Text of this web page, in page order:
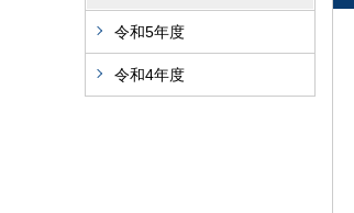
令和5年度
令和4年度